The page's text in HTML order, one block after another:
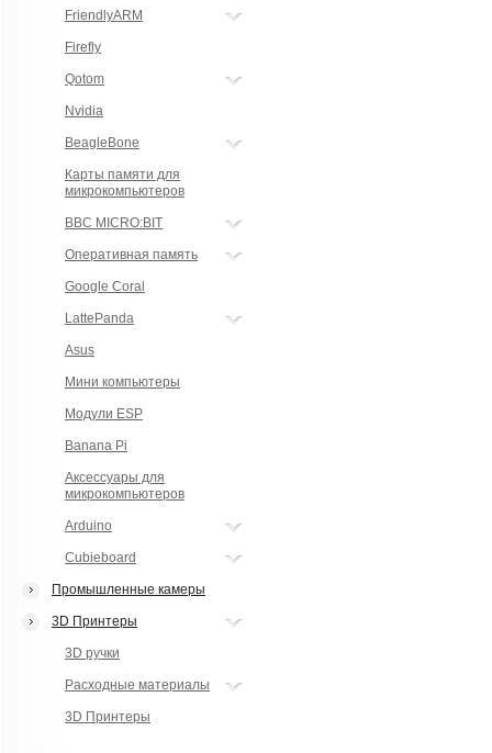
FriendlyARM
Firefly
Qotom
Nvidia
BeagleBone
Карты памяти для
микрокомпьютеров
BBC MICRO:BIT
Оперативная память
Google Coral
LattePanda
Asus
Мини компьютеры
Модули ESP
Banana Pi
Аксессуары для
микрокомпьютеров
Arduino
Cubieboard
Промышленные камеры
3D Принтеры
3D ручки
Расходные материалы
3D Принтеры